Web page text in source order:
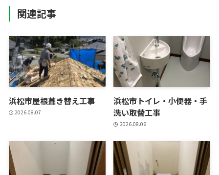
関連記事
浜松市屋根葺き替え工事
2026.08.07
浜松市トイレ・小便器・手
洗い取替工事
2026.08.06